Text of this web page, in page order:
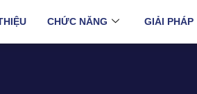
CHỨC NĂNG GIẢI PHÁP